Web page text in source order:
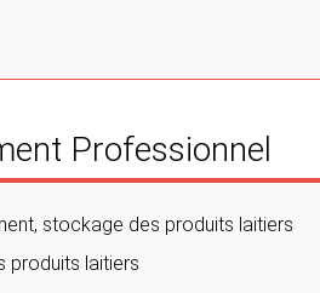
Professionnel
stockage des produits laitiers
produits laitiers